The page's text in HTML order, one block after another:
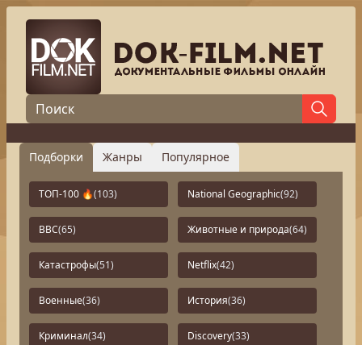
Подборки Жанры Популярное
ТОП-100 🔥(103) National Geographic(92)
BBC(65) Животные и природа(64)
Катастрофы(51) Netflix(42)
Военные(36) История(36)
Криминал(34) Discovery(33)